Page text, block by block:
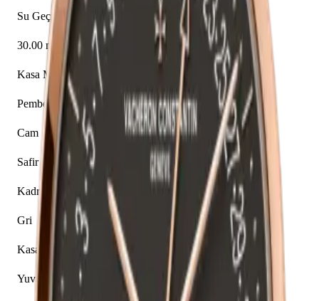
Su Geçirmezlik
30.00 m
Kasa Malzemesi
Pembe Altın
Cam
Safir
Kadran Rengi
Gri
Kasa Şekli
Yuvarlak